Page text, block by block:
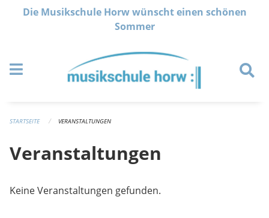
Navigation überspringen
Die Musikschule Horw wünscht einen schönen
Sommer
STARTSEITE VERANSTALTUNGEN
Veranstaltungen
Keine Veranstaltungen gefunden.